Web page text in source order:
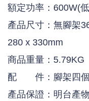
額定功率：600W(
產品尺寸：無腳架
280 x 330mm
商品重量：5.79KG
配 件：腳架四個
產品保證：明台產